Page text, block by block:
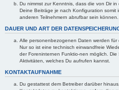
Du nimmst zur Kenntnis, dass die von Dir
Deine Beiträge je nach Konfiguration somit
anderen Teilnehmern abrufbar sein können.
DAUER UND ART DER
Alle personenbezogenen Daten werden für
Nur so ist eine technisch einwandfreie
der Foreninternen Funktio-nen möglich.
Aktivitäten, welches Du aufrufen kannst.
KONTAKTAUFNAHME
Du gestattest dem Betreiber darüber